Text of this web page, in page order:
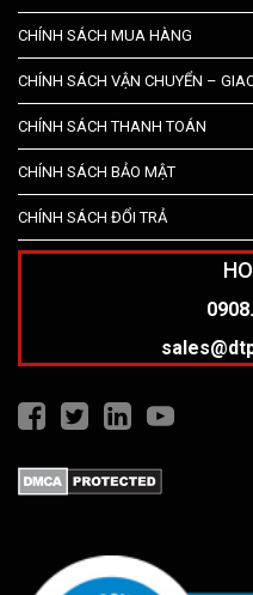
CHÍNH SÁCH MUA HÀNG
CHÍNH SÁCH VẬN CHUYỂN –
CHÍNH SÁCH THANH TOÁN
CHÍNH SÁCH BẢO MẬT
CHÍNH SÁCH ĐỔI TRẢ